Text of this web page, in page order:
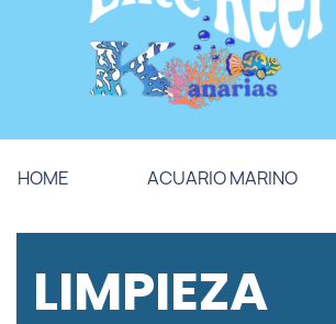
HOME ACUARIO MARINO
LIMPIEZA